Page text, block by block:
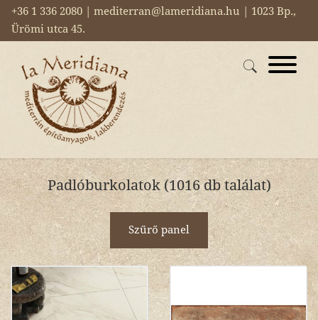
+36 1 336 2080 | mediterran@lameridiana.hu | 1023 Bp.,
Ürömi utca 45.
Padlóburkolatok (1016 db találat)
Szűrő panel